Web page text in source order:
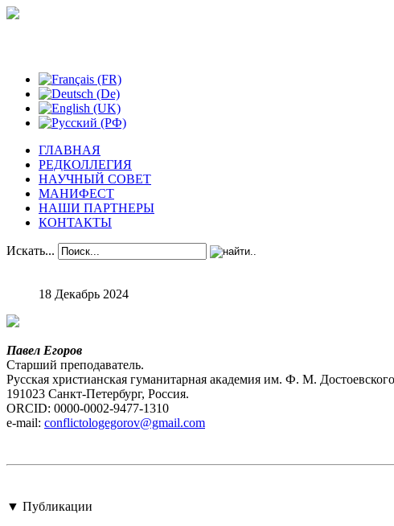
ГЛАВНАЯ
РЕДКОЛЛЕГИЯ
НАУЧНЫЙ СОВЕТ
МАНИФЕСТ
НАШИ ПАРТНЕРЫ
КОНТАКТЫ
Искать...
18 Декабрь 2024
Павел Егоров
Старший преподаватель.
Русская христианская гуманитарная академия им. Ф. М.
191023 Санкт-Петербург, Россия.
ORCID: 0000-0002-9477-1310
e-mail: conflictologegorov@gmail.com
▼ Публикации